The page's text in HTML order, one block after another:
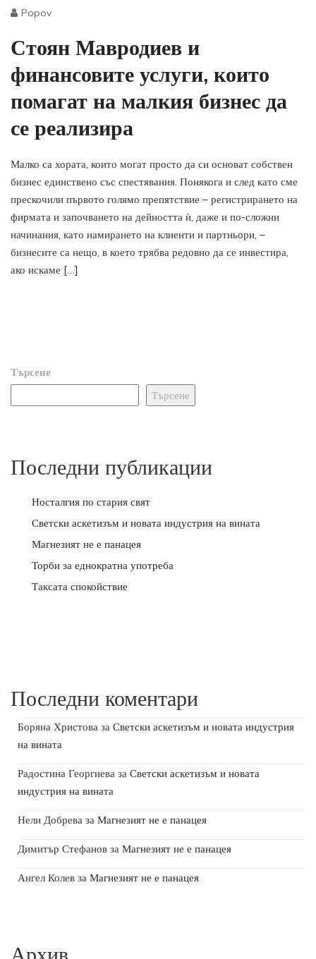
Popov
Стоян Мавродиев и
финансовите услуги, които
помагат на малкия бизнес да
се реализира
Малко са хората, които могат просто да си основат собствен
бизнес единствено със спестявания. Понякога и след като сме
прескочили първото голямо препятствие – регистрирането на
фирмата и започването на дейността ѝ, даже и по-сложни
начинания, като намирането на клиенти и партньори, –
бизнесите са нещо, в което трябва редовно да се инвестира,
ако искаме […]
Търсене
Търсене
Последни публикации
Носталгия по стария свят
Светски аскетизъм и новата индустрия на вината
Магнезият не е панацея
Торби за еднократна употреба
Таксата спокойствие
Последни коментари
Боряна Христова за Светски аскетизъм и новата индустрия
на вината
Радостина Георгиева за Светски аскетизъм и новата
индустрия на вината
Нели Добрева за Магнезият не е панацея
Димитър Стефанов за Магнезият не е панацея
Ангел Колев за Магнезият не е панацея